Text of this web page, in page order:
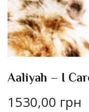
Aaliyah – I
1530,00 грн